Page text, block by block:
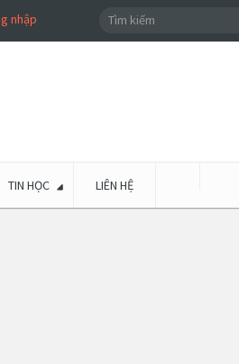
nhập
TIN HỌC LIÊN HỆ